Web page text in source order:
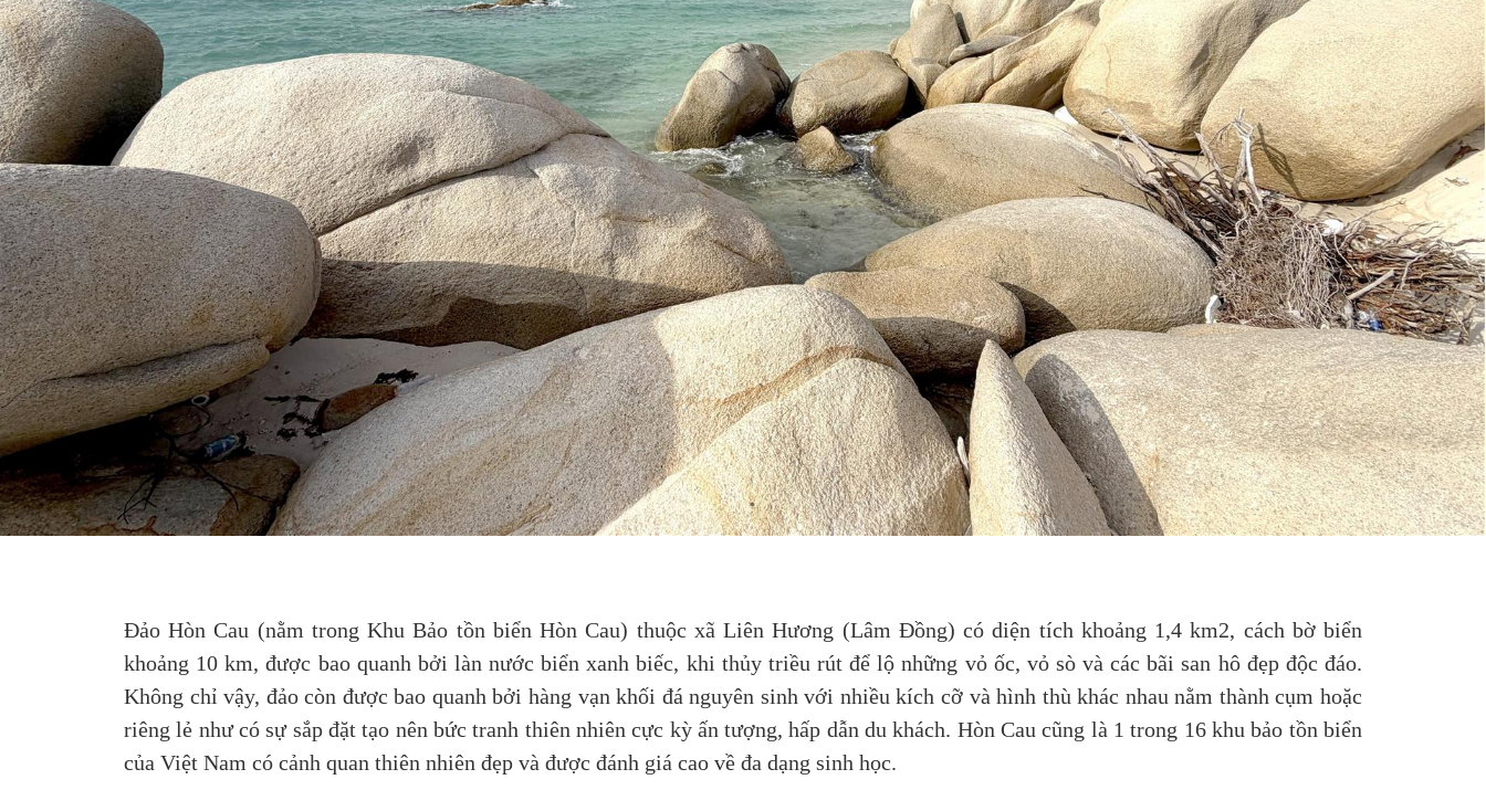
Đảo Hòn Cau (nằm trong Khu Bảo tồn biển Hòn Cau) thuộc xã Liên Hương (Lâm Đồng) có diện tích khoảng 1,4 km2, cách bờ biển
khoảng 10 km, được bao quanh bởi làn nước biển xanh biếc, khi thủy triều rút để lộ những vỏ ốc, vỏ sò và các bãi san hô đẹp độc đáo.
Không chỉ vậy, đảo còn được bao quanh bởi hàng vạn khối đá nguyên sinh với nhiều kích cỡ và hình thù khác nhau nằm thành cụm hoặc
riêng lẻ như có sự sắp đặt tạo nên bức tranh thiên nhiên cực kỳ ấn tượng, hấp dẫn du khách. Hòn Cau cũng là 1 trong 16 khu bảo tồn biển
của Việt Nam có cảnh quan thiên nhiên đẹp và được đánh giá cao về đa dạng sinh học.